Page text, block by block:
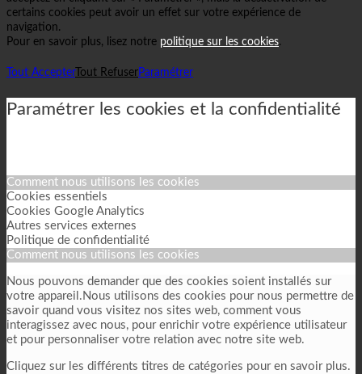
certains cookies peut avoir un effet sur votre expérience de
navigation.
Pour en savoir plus, lisez notre politique sur les cookies.
Tout AccepterTout RefuserParamétrer
Paramétrer les cookies et la confidentialité
Comment nous utilisons les cookies
Cookies essentiels
Cookies Google Analytics
Autres services externes
Politique de confidentialité
Comment nous utilisons les cookies
Nous pouvons demander que des cookies soient installés sur
votre appareil.Nous utilisons des cookies pour nous permettre de
savoir quand vous visitez nos sites web, comment vous
interagissez avec nous, pour enrichir votre expérience utilisateur
et pour personnaliser votre relation avec notre site web.
Cliquez sur les différents titres de catégories pour en savoir plus.